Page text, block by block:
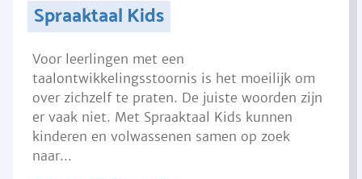
Spraaktaal Kids
Voor leerlingen met een
taalontwikkelingsstoornis is het moeilijk om
over zichzelf te praten. De juiste woorden zijn
er vaak niet. Met Spraaktaal Kids kunnen
kinderen en volwassenen samen op zoek
naar...